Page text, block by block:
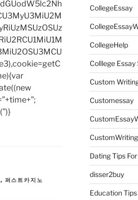
, 퍼스트카지노
CollegeEssay
CollegeHelp
Colllege Essay
Custom
Customessay
CustomWriting
Dating Tips
disser2buy
Education